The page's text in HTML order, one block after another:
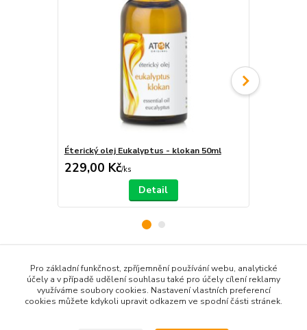
Éterický olej Eukalyptus - klokan 50ml
229,00 Kč/ks
Detail
Zboží zařazeno v kategoriích
Produkty dle názvu
Pro základní funkčnost, zpříjemnění používání webu, analytické
účely a v případě udělení souhlasu také pro účely cílení reklamy
využíváme soubory cookies. Nastavení vlastních preferencí
cookies můžete kdykoli upravit odkazem ve spodní části stránek.